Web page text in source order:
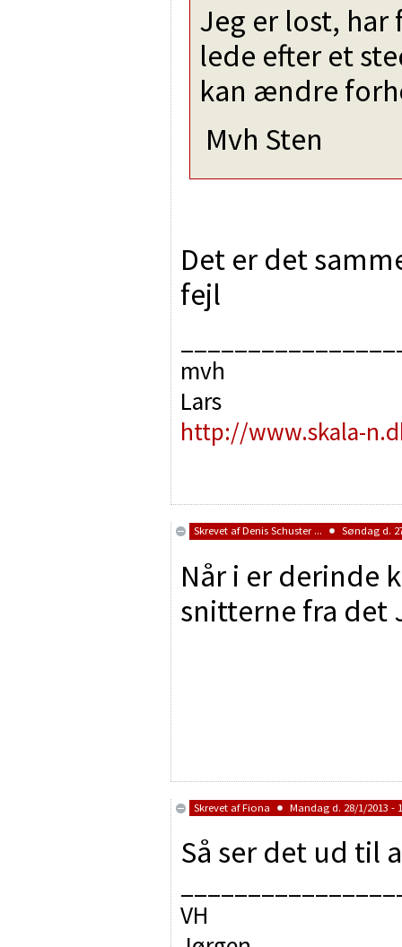
Jeg er lost,
lede efter et
kan ændre
Mvh Sten
Det er det
fejl
mvh
Lars
http://www.skala-
Skrevet afDenis Schuster ... Søndag d.
Når i er derinde
snitterne fra det
Skrevet afFiona Mandag d. 28/1/2013 -
Så ser det ud til
VH